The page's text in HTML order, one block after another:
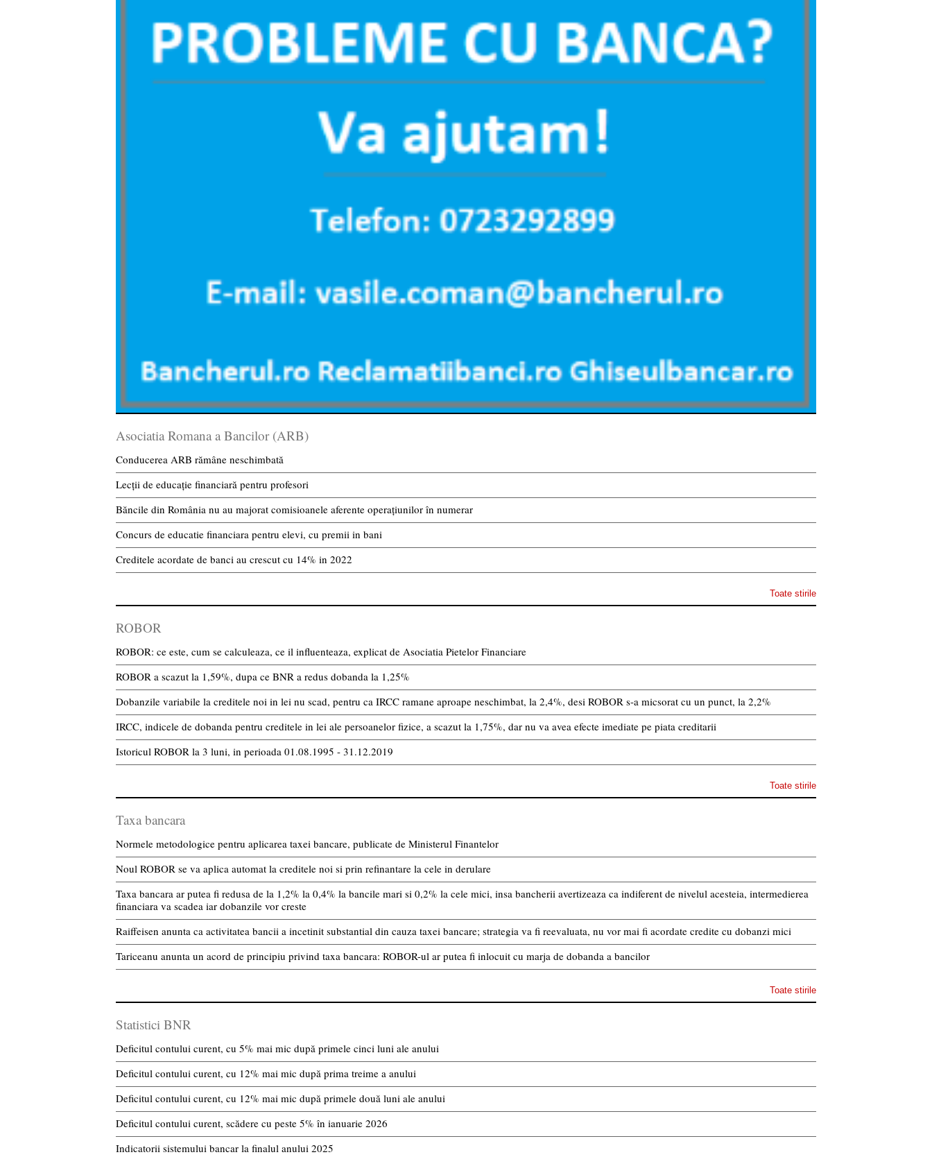
Asociatia Romana a Bancilor (ARB)
Conducerea ARB rămâne neschimbată
Lecții de educație financiară pentru profesori
Băncile din România nu au majorat comisioanele aferente operațiunilor în numerar
Concurs de educatie financiara pentru elevi, cu premii in bani
Creditele acordate de banci au crescut cu 14% in 2022
Toate stirile
ROBOR
ROBOR: ce este, cum se calculeaza, ce il influenteaza, explicat de Asociatia Pietelor Financiare
ROBOR a scazut la 1,59%, dupa ce BNR a redus dobanda la 1,25%
Dobanzile variabile la creditele noi in lei nu scad, pentru ca IRCC ramane aproape neschimbat, la 2,4%, desi ROBOR s-a micsorat cu un punct, la 2,2%
IRCC, indicele de dobanda pentru creditele in lei ale persoanelor fizice, a scazut la 1,75%, dar nu va avea efecte imediate pe piata creditarii
Istoricul ROBOR la 3 luni, in perioada 01.08.1995 - 31.12.2019
Toate stirile
Taxa bancara
Normele metodologice pentru aplicarea taxei bancare, publicate de Ministerul Finantelor
Noul ROBOR se va aplica automat la creditele noi si prin refinantare la cele in derulare
Taxa bancara ar putea fi redusa de la 1,2% la 0,4% la bancile mari si 0,2% la cele mici, insa bancherii avertizeaza ca indiferent de nivelul acesteia, intermedierea
financiara va scadea iar dobanzile vor creste
Raiffeisen anunta ca activitatea bancii a incetinit substantial din cauza taxei bancare; strategia va fi reevaluata, nu vor mai fi acordate credite cu dobanzi mici
Tariceanu anunta un acord de principiu privind taxa bancara: ROBOR-ul ar putea fi inlocuit cu marja de dobanda a bancilor
Toate stirile
Statistici BNR
Deficitul contului curent, cu 5% mai mic după primele cinci luni ale anului
Deficitul contului curent, cu 12% mai mic după prima treime a anului
Deficitul contului curent, cu 12% mai mic după primele două luni ale anului
Deficitul contului curent, scădere cu peste 5% în ianuarie 2026
Indicatorii sistemului bancar la finalul anului 2025